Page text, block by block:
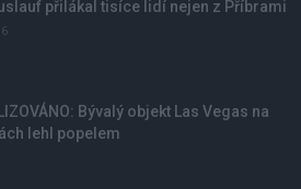
přilákal tisíce lidí nejen z Příbrami
Bývalý objekt Las Vegas na
lehl popelem